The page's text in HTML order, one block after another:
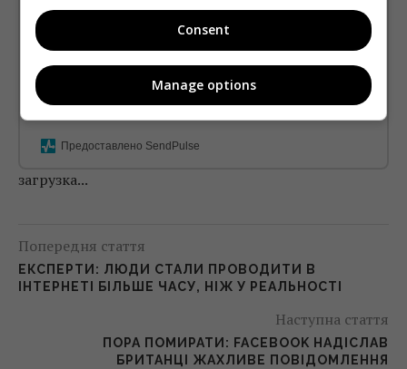
Щотижневий лист з найцікавішим.
Пишемо з любов'ю
!
Підпишіться ще раз, якщо не отримуєте від нас листи
Підписатись→
Предоставлено SendPulse
загрузка...
Попередня стаття
ЕКСПЕРТИ: ЛЮДИ СТАЛИ ПРОВОДИТИ В
ІНТЕРНЕТІ БІЛЬШЕ ЧАСУ, НІЖ У РЕАЛЬНОСТІ
Наступна стаття
ПОРА ПОМИРАТИ: FACEBOOK НАДІСЛАВ
БРИТАНЦІ ЖАХЛИВЕ ПОВІДОМЛЕННЯ
Consent
Manage options